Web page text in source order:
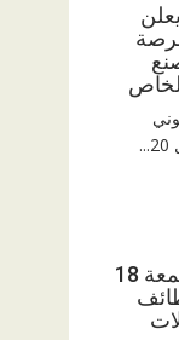
1837 فرصة
20 مصنع
وظائف اهرام الجمعة 18
– وظائف